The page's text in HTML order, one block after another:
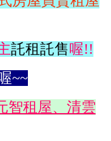
託租託售喔!!
~~
智租屋、清雲